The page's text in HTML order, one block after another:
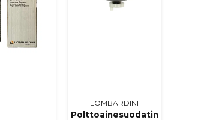
LOMBARDINI
Polttoainesuodatin